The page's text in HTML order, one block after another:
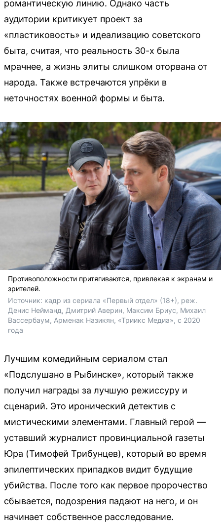
романтическую линию. Однако часть
аудитории критикует проект за
«пластиковость» и идеализацию советского
быта, считая, что реальность 30-х была
мрачнее, а жизнь элиты слишком оторвана от
народа. Также встречаются упрёки в
неточностях военной формы и быта.
Противоположности притягиваются, привлекая к экранам и
зрителей.
Источник:
Денис Нейманд, Дмитрий Аверин, Максим Бриус, Михаил
Вассербаум, Арменак Назикян, «Триикс Медиа», с 2020
года
Лучшим комедийным сериалом стал
«Подслушано в Рыбинске», который также
получил награды за лучшую режиссуру и
сценарий. Это иронический детектив с
мистическими элементами. Главный герой —
уставший журналист провинциальной газеты
Юра (Тимофей Трибунцев), который во время
эпилептических припадков видит будущие
убийства. После того как первое пророчество
сбывается, подозрения падают на него, и он
начинает собственное расследование.